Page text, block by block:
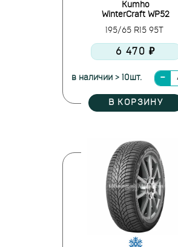
Kumho
WinterCraft WP52
195/65 R15 95T
6 470 ₽
в наличии > 10шт.
В КОРЗИНУ